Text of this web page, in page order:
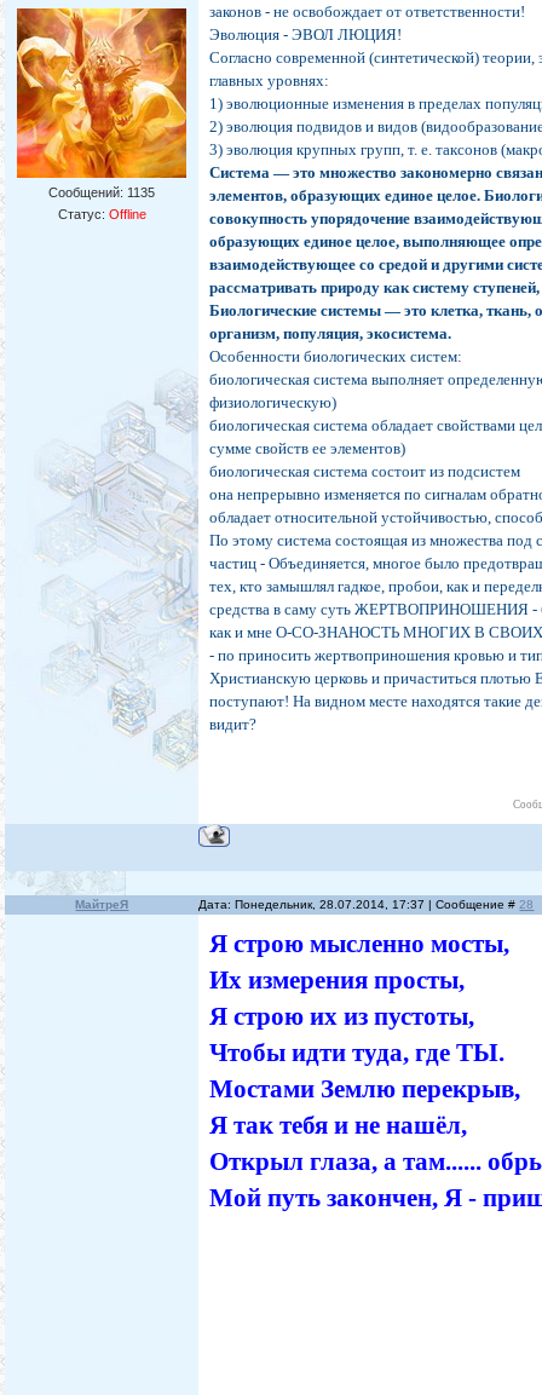
Сообщений: 1135
Статус: Offline
законов - не освобождает от ответственности!
Эволюция - ЭВОЛ ЛЮЦИЯ!
Согласно современной (синтетической)
главных уровнях:
1) эволюционные изменения в пределах
2) эволюция подвидов и видов
3) эволюция крупных групп, т. е. таксонов
Система — это множество закономерно
элементов, образующих единое целое.
совокупность упорядочение
образующих единое целое, выполняющее
взаимодействующее со средой и другими
рассматривать природу как систему
Биологические системы — это клетка, ткань,
организм, популяция, экосистема.
Особенности биологических систем:
биологическая система выполняет
физиологическую)
биологическая система обладает свойствами
сумме свойств ее элементов)
биологическая система состоит из подсистем
она непрерывно изменяется по сигналам
обладает относительной устойчивостью,
По этому система состоящая из множества под
частиц - Объединяется, многое было
тех, кто замышлял гадкое, пробои, как и
средства в саму суть ЖЕРТВОПРИНОШЕНИЯ -
как и мне О-СО-ЗНАНОСТЬ МНОГИХ В СВОИХ
- по приносить жертвоприношения кровью и
Христианскую церковь и причаститься
поступают! На видном месте находятся такие
видит?
МайтреЯ Дата: Понедельник, 28.07.2014, 17:37 | Сообщение #28
Я строю мысленно мосты,
Их измерения просты,
Я строю их из пустоты,
Чтобы идти туда, где ТЫ.
Мостами Землю перекрыв,
Я так тебя и не нашёл,
Открыл глаза, а там......
Мой путь закончен, Я -